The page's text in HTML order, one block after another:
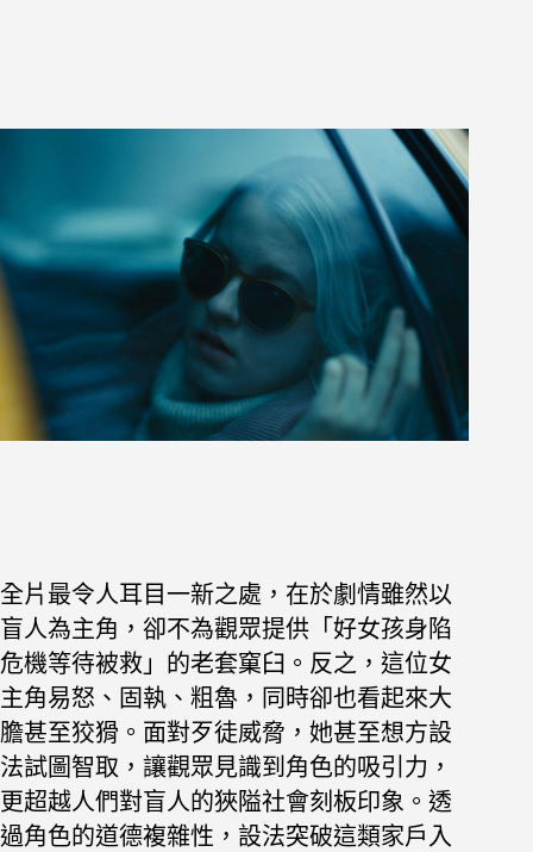
全片最令人耳目一新之處，在於劇情雖然以
盲人為主角，卻不為觀眾提供「好女孩身陷
危機等待被救」的老套窠臼。反之，這位女
主角易怒、固執、粗魯，同時卻也看起來大
膽甚至狡猾。面對歹徒威脅，她甚至想方設
法試圖智取，讓觀眾見識到角色的吸引力，
更超越人們對盲人的狹隘社會刻板印象。透
過角色的道德複雜性，設法突破這類家戶入